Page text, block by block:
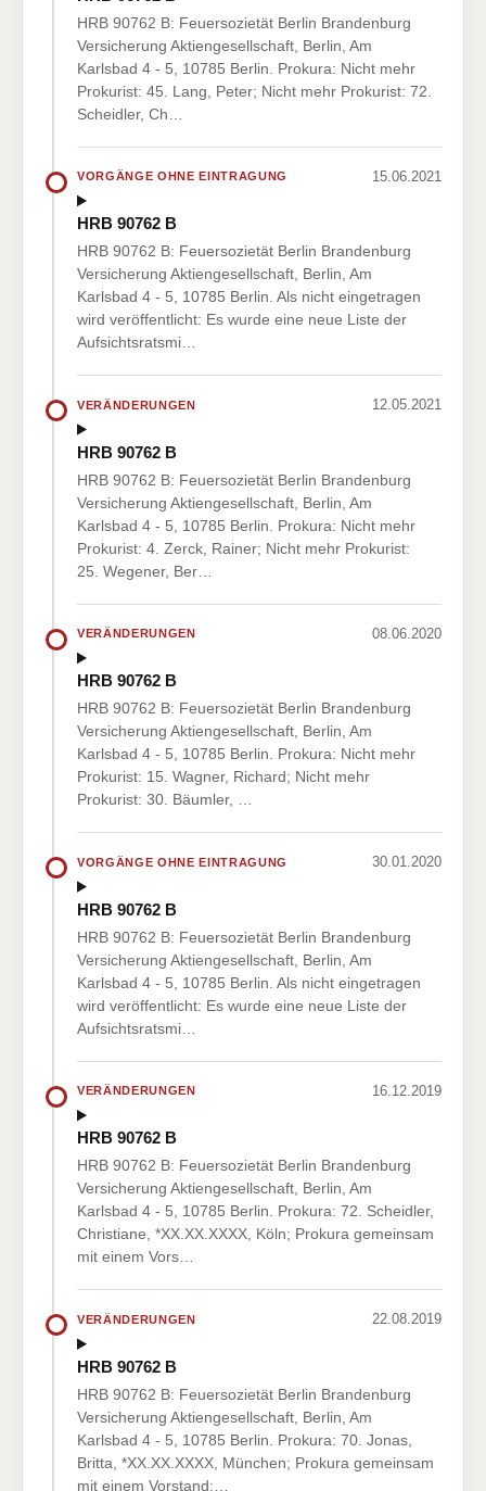
HRB 90762 B: Feuersozietät Berlin Brandenburg
Versicherung Aktiengesellschaft, Berlin, Am
Karlsbad 4 - 5, 10785 Berlin. Prokura: Nicht mehr
Prokurist: 45. Lang, Peter; Nicht mehr Prokurist: 72.
Scheidler, Ch…
VORGÄNGE OHNE EINTRAGUNG 15.06.2021
HRB 90762 B
HRB 90762 B: Feuersozietät Berlin Brandenburg
Versicherung Aktiengesellschaft, Berlin, Am
Karlsbad 4 - 5, 10785 Berlin. Als nicht eingetragen
wird veröffentlicht: Es wurde eine neue Liste der
Aufsichtsratsmi…
VERÄNDERUNGEN 12.05.2021
HRB 90762 B
HRB 90762 B: Feuersozietät Berlin Brandenburg
Versicherung Aktiengesellschaft, Berlin, Am
Karlsbad 4 - 5, 10785 Berlin. Prokura: Nicht mehr
Prokurist: 4. Zerck, Rainer; Nicht mehr Prokurist:
25. Wegener, Ber…
VERÄNDERUNGEN 08.06.2020
HRB 90762 B
HRB 90762 B: Feuersozietät Berlin Brandenburg
Versicherung Aktiengesellschaft, Berlin, Am
Karlsbad 4 - 5, 10785 Berlin. Prokura: Nicht mehr
Prokurist: 15. Wagner, Richard; Nicht mehr
Prokurist: 30. Bäumler, …
VORGÄNGE OHNE EINTRAGUNG 30.01.2020
HRB 90762 B
HRB 90762 B: Feuersozietät Berlin Brandenburg
Versicherung Aktiengesellschaft, Berlin, Am
Karlsbad 4 - 5, 10785 Berlin. Als nicht eingetragen
wird veröffentlicht: Es wurde eine neue Liste der
Aufsichtsratsmi…
VERÄNDERUNGEN 16.12.2019
HRB 90762 B
HRB 90762 B: Feuersozietät Berlin Brandenburg
Versicherung Aktiengesellschaft, Berlin, Am
Karlsbad 4 - 5, 10785 Berlin. Prokura: 72. Scheidler,
Christiane, *XX.XX.XXXX, Köln; Prokura gemeinsam
mit einem Vors…
VERÄNDERUNGEN 22.08.2019
HRB 90762 B
HRB 90762 B: Feuersozietät Berlin Brandenburg
Versicherung Aktiengesellschaft, Berlin, Am
Karlsbad 4 - 5, 10785 Berlin. Prokura: 70. Jonas,
Britta, *XX.XX.XXXX, München; Prokura gemeinsam
mit einem Vorstand;…